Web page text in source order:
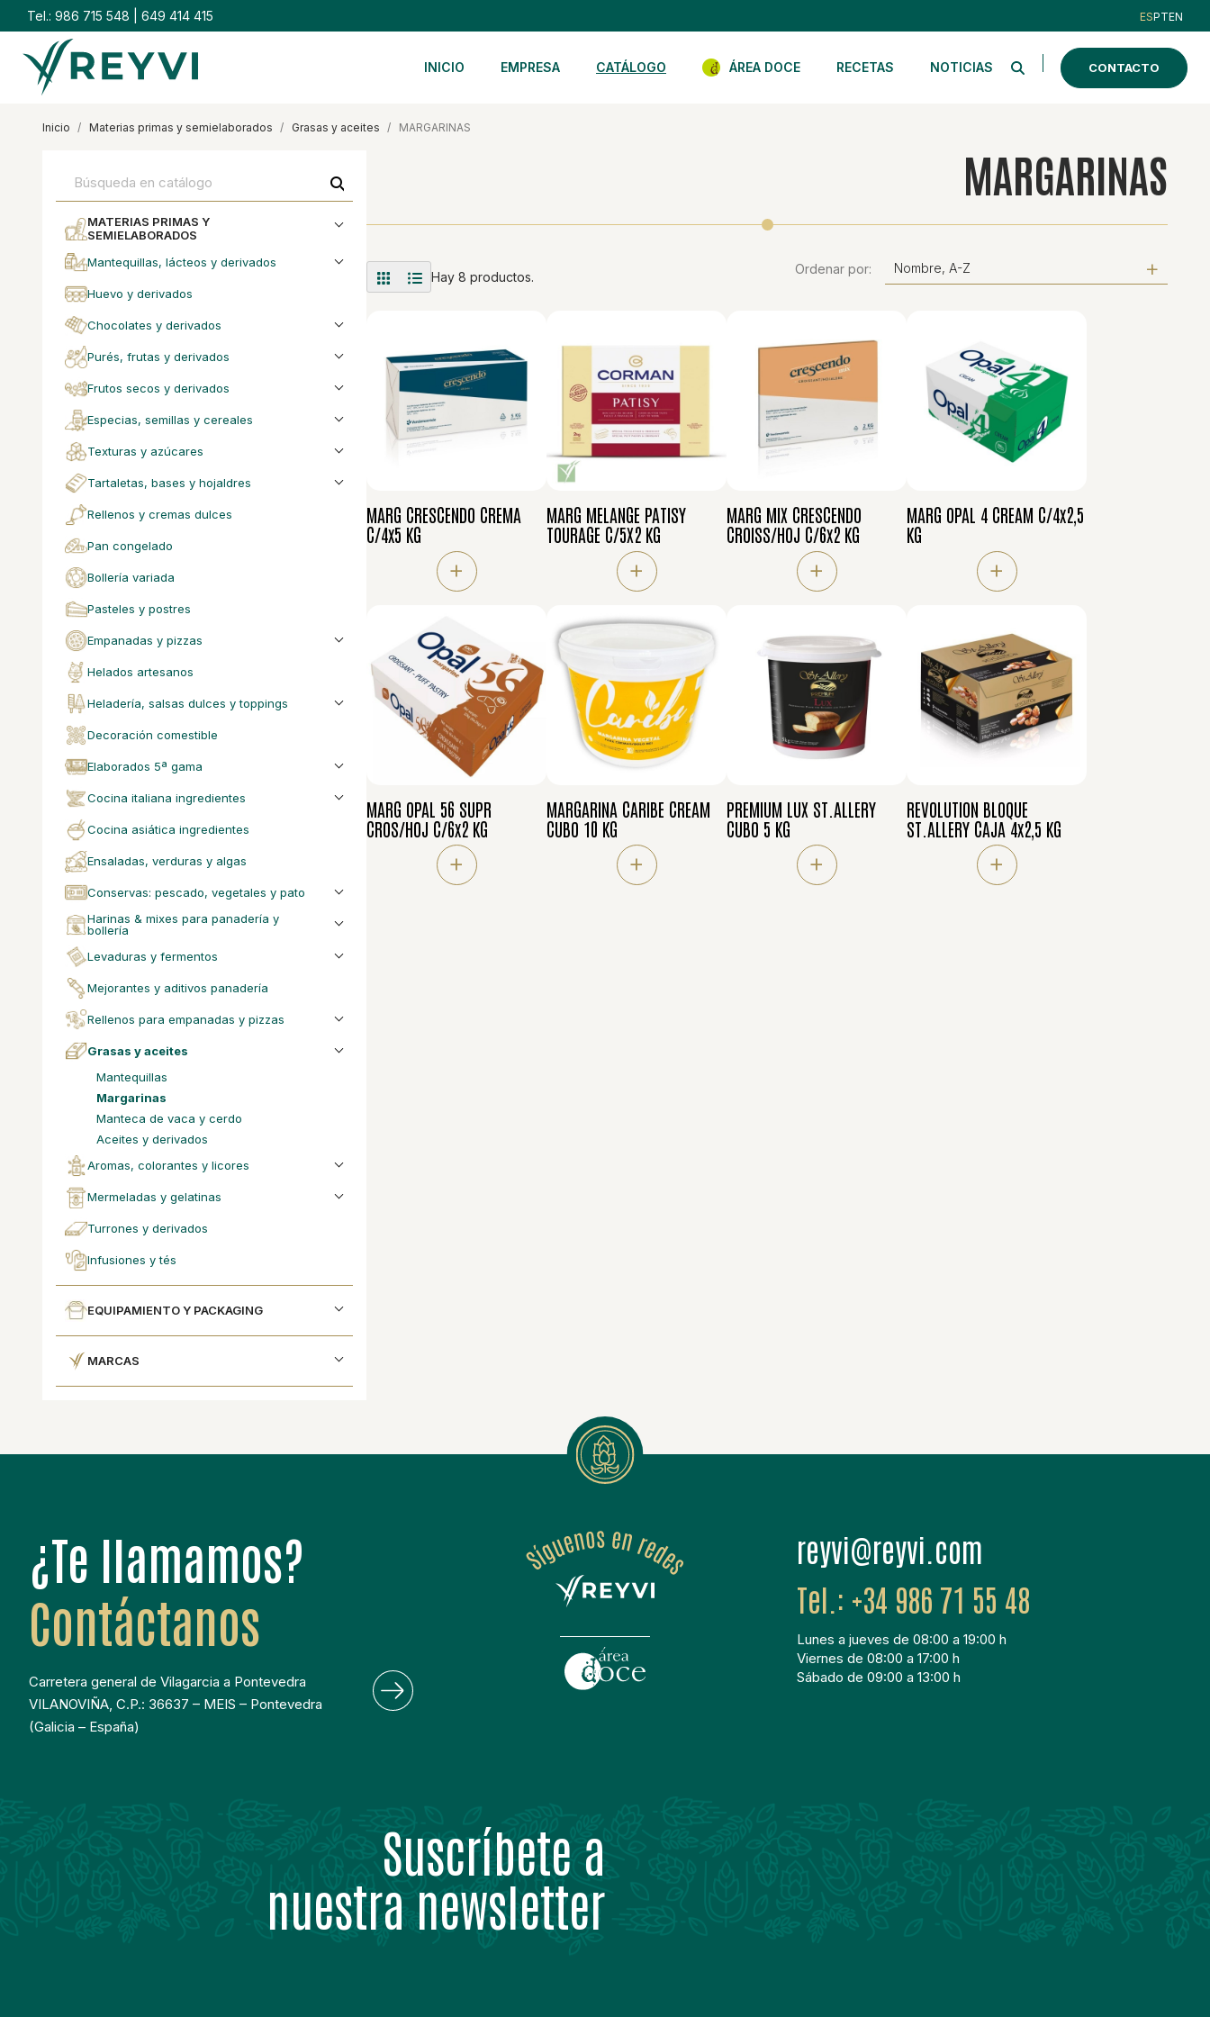
Tel.: 986 715 548 649 414 415 ESPTEN
INICIO EMPRESA CATÁLOGO ÁREA DOCE RECETAS NOTICIAS CONTACTO
inicio materias primas y semielaborados grasas y aceites MARGARINAS
search
MATERIAS PRIMAS Y
SEMIELABORADOS
mantequillas, lácteos y derivados
huevo y derivados
chocolates y derivados
purés, frutas y derivados
frutos secos y derivados
especias, semillas y cereales
texturas y azúcares
tartaletas, bases y hojaldres
rellenos y cremas dulces
pan congelado
bollería variada
pasteles y postres
empanadas y pizzas
helados artesanos
heladería, salsas dulces y toppings
decoración comestible
elaborados 5ª gama
cocina italiana ingredientes
cocina asiática ingredientes
ensaladas, verduras y algas
conservas: pescado, vegetales y pato
harinas & mixes para panadería y
bollería
levaduras y fermentos
mejorantes y aditivos panadería
rellenos para empanadas y pizzas
grasas y aceites
mantequillas
margarinas
manteca de vaca y cerdo
aceites y derivados
aromas, colorantes y licores
mermeladas y gelatinas
turrones y derivados
infusiones y tés
EQUIPAMIENTO Y PACKAGING
MARCAS
MARGARINAS
Hay 8 productos.
Ordenar por: Nombre, A-Z
MARG CRESCENDO CREMA
C/4x5 KG
+
MARG MELANGE PATISY
TOURAGE C/5X2 KG
+
MARG MIX CRESCENDO
CROISS/HOJ C/6x2 KG
+
MARG OPAL 4 CREAM C/4x2,5
KG
+
MARG OPAL 56 SUPR
CROS/HOJ C/6x2 KG
+
MARGARINA CARIBE CREAM
CUBO 10 KG
+
PREMIUM LUX ST.ALLERY
CUBO 5 KG
+
REVOLUTION BLOQUE
ST.ALLERY CAJA 4x2,5 KG
+
¿Te llamamos?
Contáctanos
Carretera general de Vilagarcia a Pontevedra
VILANOVIÑA, C.P.: 36637 – MEIS – Pontevedra
(Galicia – España)
moc.ivyer@ivyer
+34 986 71 55 48
Lunes a jueves de 08:00 a 19:00 h
Viernes de 08:00 a 17:00 h
Sábado de 09:00 a 13:00 h
Suscríbete a
nuestra newsletter